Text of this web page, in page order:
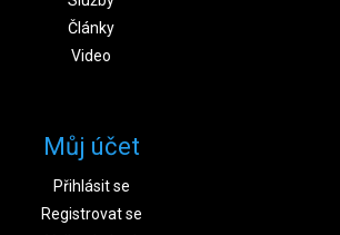
Články
Video
Můj účet
Přihlásit se
Registrovat se